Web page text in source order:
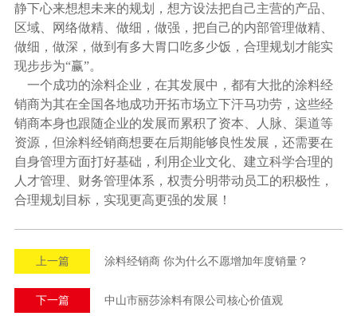
静下心来想想未来的规划，想方设法把自己主营的产品、
区域、网络做精、做细，做强，把自己的内部管理做精、
做细，做深，做到有多大胃口吃多少饭，合理规划才能实
现步步为“赢”。
一个成功的涂料企业，在其发展中，都有大批的涂料经
销商为其在全国各地成功开拓市场立下汗马功劳，这些经
销商本身也跟随企业的发展而累积了资本、人脉、渠道等
资源，但涂料经销商想要在后期能够良性发展，还需要在
自身管理方面打好基础，利用企业文化、建立科学合理的
人才管理、财务管理体系，权责分明带动员工的积极性，
合理规划目标，实现更高更强的发展！
上一篇 涂料经销商 你为什么不愿增加年度销量？
下一篇 中山市丽莎涂料有限公司核心价值观